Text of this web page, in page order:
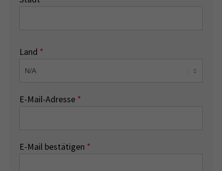
Land *
E-Mail-Adresse *
E-Mail bestätigen *